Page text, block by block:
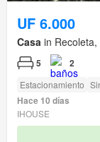
UF 6.000
Casa in
5 2
Estacionamiento
Hace 10 días
IHOUSE